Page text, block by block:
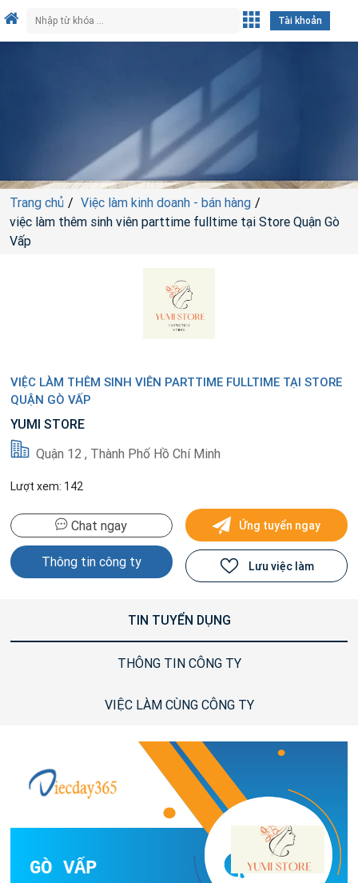
Tài khoản
Trang chủ
Việc làm kinh doanh - bán hàng
việc làm thêm sinh viên parttime fulltime tại Store Quận Gò
Vấp
VIỆC LÀM THÊM SINH VIÊN PARTTIME FULLTIME TẠI STORE
QUẬN GÒ VẤP
YUMI STORE
Quận 12 , Thành Phố Hồ Chí Minh
Lượt xem: 142
Chat ngay
Thông tin công ty
Ứng tuyển ngay
Lưu việc làm
TIN TUYỂN DỤNG
THÔNG TIN CÔNG TY
VIỆC LÀM CÙNG CÔNG TY
GÒ VẤP